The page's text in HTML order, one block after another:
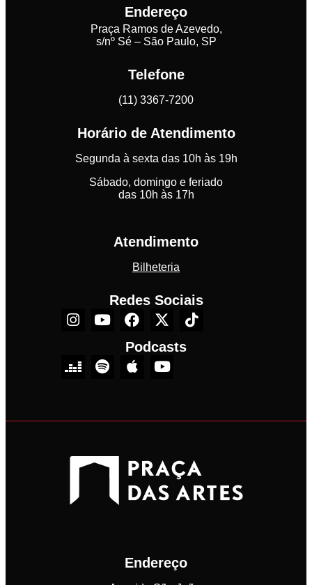
Endereço
Praça Ramos de Azevedo,
s/nº Sé – São Paulo, SP
Telefone
(11) 3367-7200
Horário de Atendimento
Segunda à sexta das 10h às 19h
Sábado, domingo e feriado
das 10h às 17h
Atendimento
Bilheteria
Redes Sociais
Podcasts
Endereço